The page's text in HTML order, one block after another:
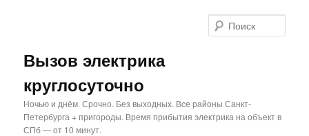
Вызов электрика
круглосуточно
Ночью и днём. Срочно. Без выходных. Все районы Санкт-
Петербурга + пригороды. Время прибытия электрика на объект в
СПб — от 10 минут.